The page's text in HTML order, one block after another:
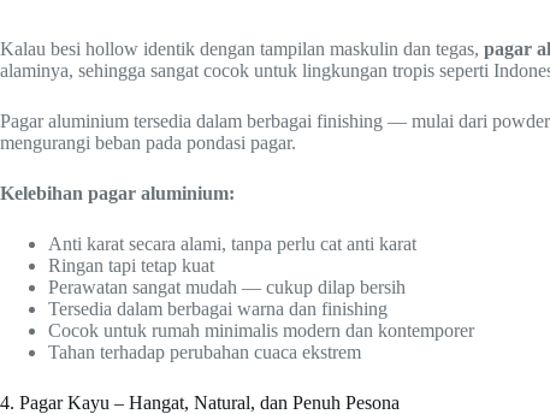
Kalau besi hollow identik dengan tampilan maskulin dan tegas, pagar
alaminya, sehingga sangat cocok untuk lingkungan tropis seperti
Pagar aluminium tersedia dalam berbagai finishing — mulai dari
mengurangi beban pada pondasi pagar.
Kelebihan pagar aluminium:
Anti karat secara alami, tanpa perlu cat anti karat
Ringan tapi tetap kuat
Perawatan sangat mudah — cukup dilap bersih
Tersedia dalam berbagai warna dan finishing
Cocok untuk rumah minimalis modern dan kontemporer
Tahan terhadap perubahan cuaca ekstrem
4. Pagar Kayu – Hangat, Natural, dan Penuh Pesona